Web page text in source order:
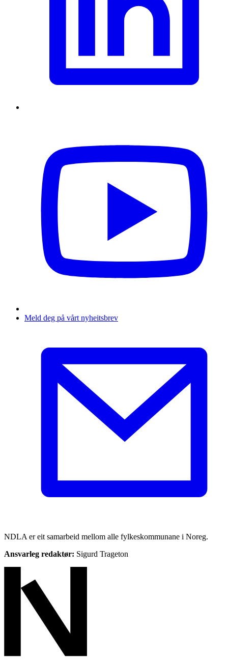
Meld deg på vårt nyheitsbrev
NDLA er eit samarbeid mellom alle fylkeskommunane i Noreg.
Ansvarleg redaktør: Sigurd Trageton